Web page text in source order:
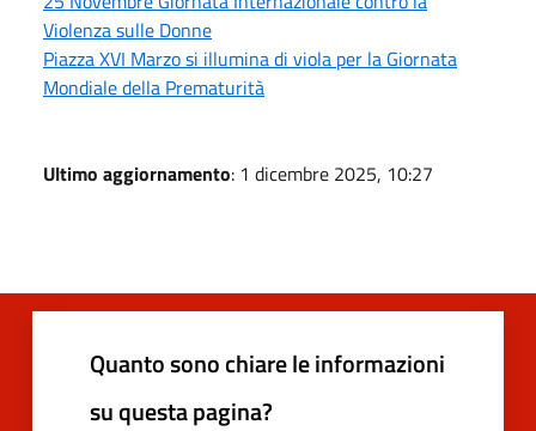
Violenza sulle Donne
Piazza XVI Marzo si illumina di viola per la Giornata
Mondiale della Prematurità
Ultimo aggiornamento: 1 dicembre 2025, 10:27
Quanto sono chiare le informazioni
su questa pagina?